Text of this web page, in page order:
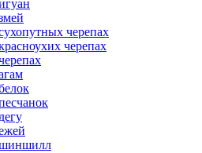
черепах
черепах